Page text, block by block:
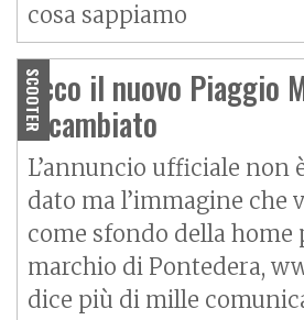
cosa sappiamo
SCOOTER
Ecco il nuovo Piaggio
è cambiato
L’annuncio ufficiale non
dato ma l’immagine che
come sfondo della home
marchio di Pontedera,
dice più di mille